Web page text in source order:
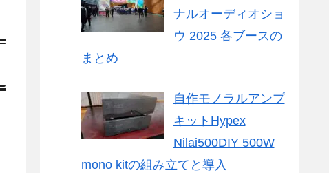
ナルオーディオショ
ウ 2025 各ブースの
まとめ
自作モノラルアンプ
キットHypex
Nilai500DIY 500W
mono kitの組み立てと導入